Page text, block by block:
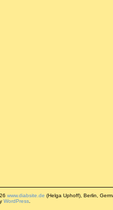
www.diabsite.de (Helga Uphoff), Berlin,
WordPress.